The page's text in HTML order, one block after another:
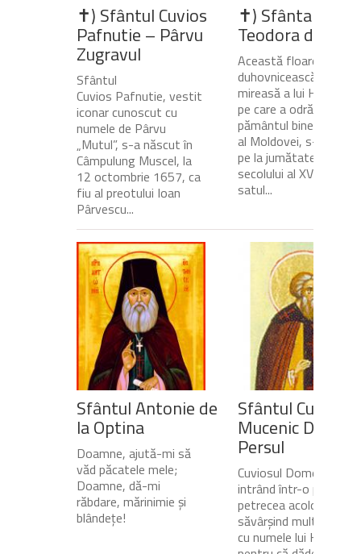
✝) Sfântul Cuvios
Pafnutie – Pârvu
Zugravul
Sfântul
Cuvios Pafnutie, vestit
iconar cunoscut cu
numele de Pârvu
„Mutul”, s-a născut în
Câmpulung Muscel, la
12 octombrie 1657, ca
fiu al preotului Ioan
Pârvescu...
✝) Sfânta
Teodora de la
Această floare
duhovnicească și
mireasă a lui Hristos,
pe care a odrăslit-o
pământul
al Moldovei, s-a
pe la jumătatea
secolului al XVII-lea, în
satul...
Sfântul Antonie de
la Optina
Doamne, ajută-mi să
văd păcatele mele;
Doamne, dă-mi
răbdare, mărinimie şi
blândeţe!
Sfântul Cuvios
Mucenic
Persul
Cuviosul Dometie
intrând într-o peșteră,
petrecea acolo
săvârșind multe minuni
cu numele lui Hristos,